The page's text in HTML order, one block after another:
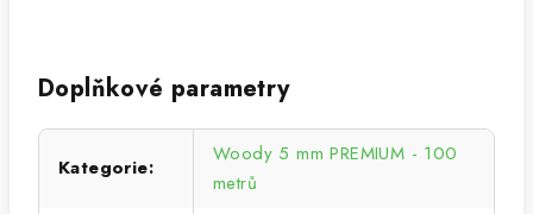
Doplňkové parametry
Kategorie:
Woody 5 mm PREMIUM - 100
metrů